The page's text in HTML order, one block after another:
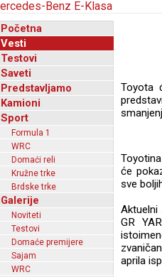
Početna
Vesti
Testovi
Saveti
Predstavljamo
Kamioni
Sport
Formula 1
WRC
Domaći reli
Kružne trke
Brdske trke
Galerije
Noviteti
Testovi
Domaće premijere
Sajam
WRC
Toyota
će
sve
Aktuelni
GR
aprila